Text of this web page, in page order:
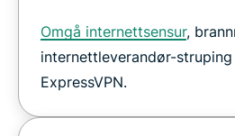
Omgå internettsensur,
internettleverandør-struping
ExpressVPN.